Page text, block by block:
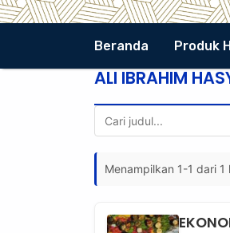
Beranda Produk
ALI IBRAHIM
Menampilkan 1-1 dari 1